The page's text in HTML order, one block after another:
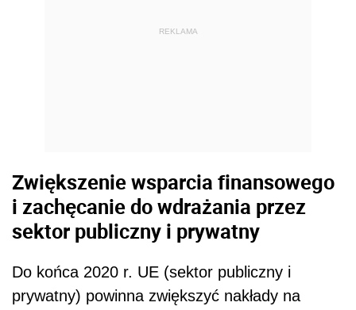
REKLAMA
Zwiększenie wsparcia finansowego
i zachęcanie do wdrażania przez
sektor publiczny i prywatny
Do końca 2020 r. UE (sektor publiczny i
prywatny) powinna zwiększyć nakłady na